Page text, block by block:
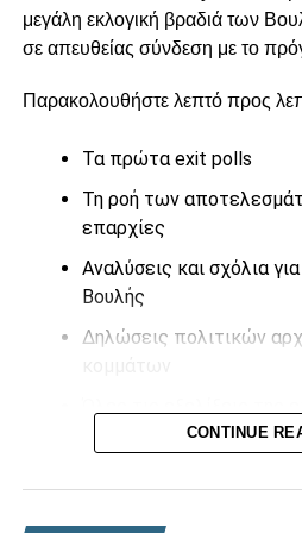
μεγάλη εκλογική βραδιά των
σε απευθείας σύνδεση με το
Παρακολουθήστε λεπτό προς
Τα πρώτα exit polls
Τη ροή των
επαρχίες
Αναλύσεις και σχόλια
Βουλής
Δηλώσεις πολιτικών
πραγματικό χρόνο
CONTINUE